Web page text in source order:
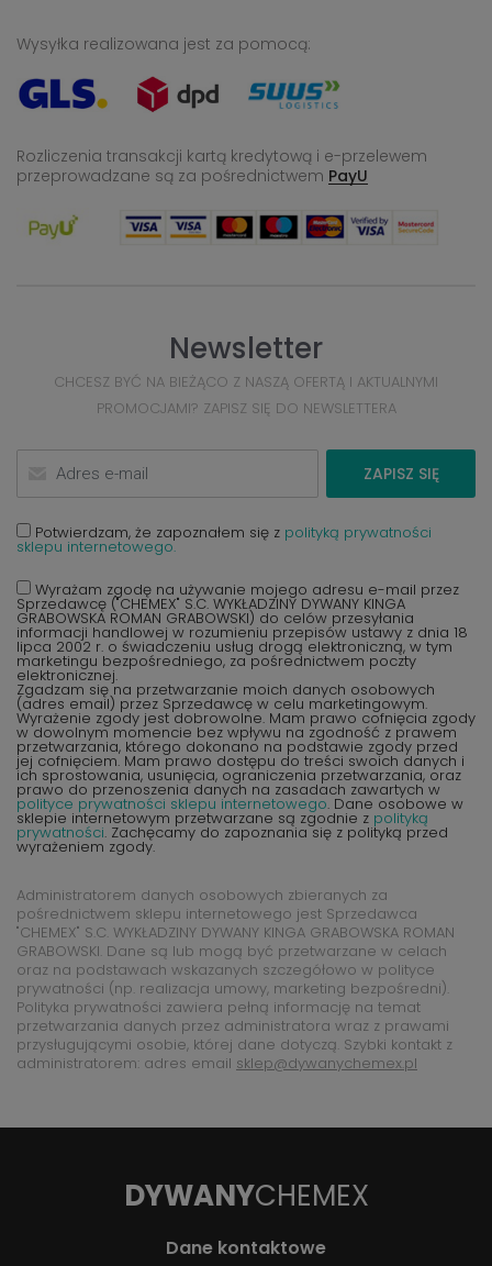
Wysyłka realizowana jest za pomocą:
Rozliczenia transakcji kartą kredytową i e-przelewem
przeprowadzane są za pośrednictwem PayU
Newsletter
CHCESZ BYĆ NA BIEŻĄCO Z NASZĄ OFERTĄ I AKTUALNYMI
PROMOCJAMI? ZAPISZ SIĘ DO NEWSLETTERA
ZAPISZ SIĘ
Potwierdzam, że zapoznałem się z polityką prywatności
sklepu internetowego.
Wyrażam zgodę na używanie mojego adresu e-mail przez
Sprzedawcę ("CHEMEX" S.C. WYKŁADZINY DYWANY KINGA
GRABOWSKA ROMAN GRABOWSKI) do celów przesyłania
informacji handlowej w rozumieniu przepisów ustawy z dnia 18
lipca 2002 r. o świadczeniu usług drogą elektroniczną, w tym
marketingu bezpośredniego, za pośrednictwem poczty
elektronicznej.
Zgadzam się na przetwarzanie moich danych osobowych
(adres email) przez Sprzedawcę w celu marketingowym.
Wyrażenie zgody jest dobrowolne. Mam prawo cofnięcia zgody
w dowolnym momencie bez wpływu na zgodność z prawem
przetwarzania, którego dokonano na podstawie zgody przed
jej cofnięciem. Mam prawo dostępu do treści swoich danych i
ich sprostowania, usunięcia, ograniczenia przetwarzania, oraz
prawo do przenoszenia danych na zasadach zawartych w
polityce prywatności sklepu internetowego. Dane osobowe w
sklepie internetowym przetwarzane są zgodnie z polityką
prywatności. Zachęcamy do zapoznania się z polityką przed
wyrażeniem zgody.
Administratorem danych osobowych zbieranych za
pośrednictwem sklepu internetowego jest Sprzedawca
"CHEMEX" S.C. WYKŁADZINY DYWANY KINGA GRABOWSKA ROMAN
GRABOWSKI. Dane są lub mogą być przetwarzane w celach
oraz na podstawach wskazanych szczegółowo w polityce
prywatności (np. realizacja umowy, marketing bezpośredni).
Polityka prywatności zawiera pełną informację na temat
przetwarzania danych przez administratora wraz z prawami
przysługującymi osobie, której dane dotyczą. Szybki kontakt z
administratorem: adres email sklep@dywanychemex.pl
DYWANYCHEMEX
Dane kontaktowe